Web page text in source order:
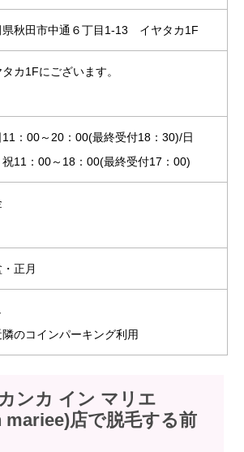
県秋田市中通６丁目1-13 イヤタカ1F
カ1Fにございます。
11：00～20：00(最終受付18：30)/日
祝11：00～18：00(最終受付17：00)
正月
のコインパーキング利用
ンカ イン マリエ
mariee)店で脱毛する前